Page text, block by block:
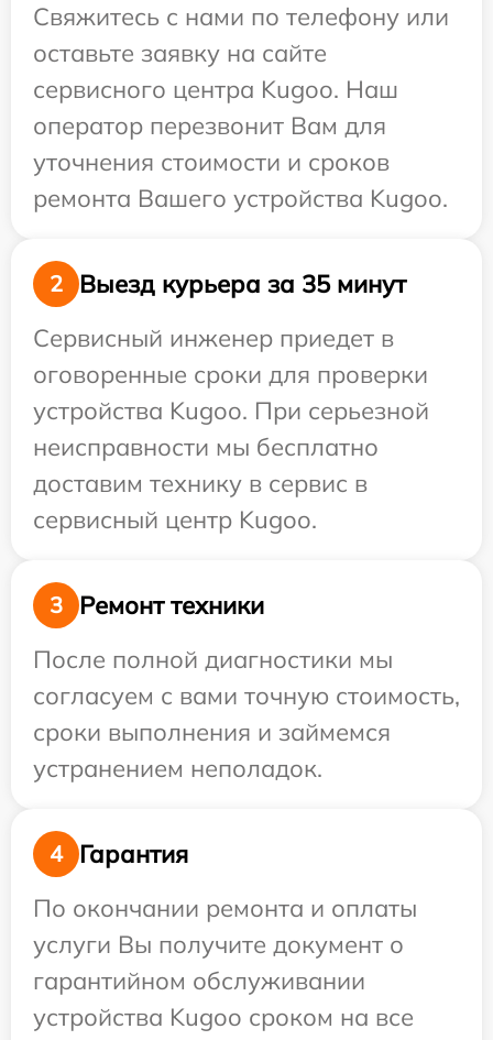
Свяжитесь с нами по телефону или
оставьте заявку на сайте
сервисного центра Kugoo. Наш
оператор перезвонит Вам для
уточнения стоимости и сроков
ремонта Вашего устройства Kugoo.
2
Выезд курьера за 35 минут
Сервисный инженер приедет в
оговоренные сроки для проверки
устройства Kugoo. При серьезной
неисправности мы бесплатно
доставим технику в сервис в
сервисный центр Kugoo.
3
Ремонт техники
После полной диагностики мы
согласуем с вами точную стоимость,
сроки выполнения и займемся
устранением неполадок.
4
Гарантия
По окончании ремонта и оплаты
услуги Вы получите документ о
гарантийном обслуживании
устройства Kugoo сроком на все